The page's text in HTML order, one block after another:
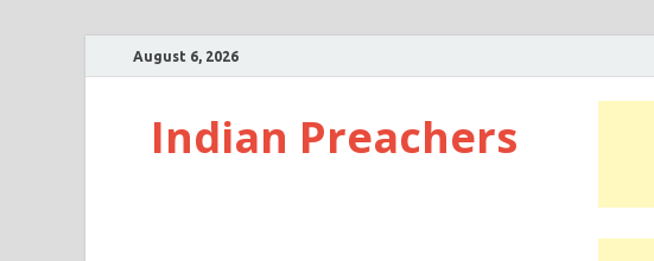
August 6, 2026
Indian Preachers